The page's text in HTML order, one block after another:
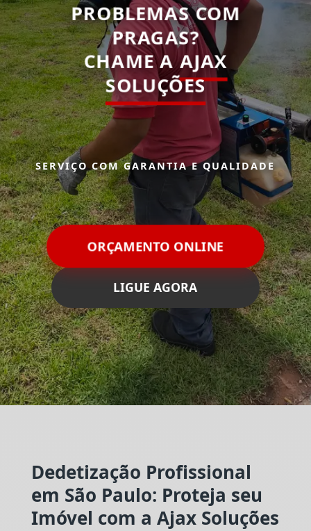
PROBLEMAS COM
PRAGAS?
CHAME AAJAX
SOLUÇÕES
SERVIÇO COM GARANTIA E QUALIDADE
ORÇAMENTO ONLINE
LIGUE AGORA
Dedetização Profissional
em São Paulo: Proteja seu
Imóvel com a Ajax Soluções